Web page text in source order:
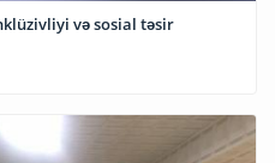
və sosial təsir